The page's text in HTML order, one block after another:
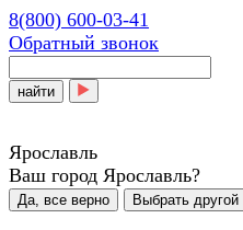
8(800) 600-03-41
Обратный звонок
найти
Ярославль
Ваш город Ярославль?
Да, все верно Выбрать другой